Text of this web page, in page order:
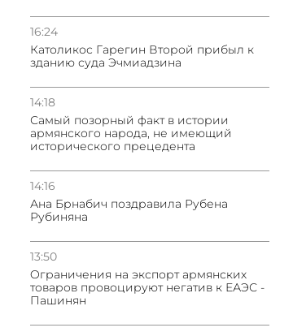
16:24
Католикос Гарегин Второй прибыл к
зданию суда Эчмиадзина
14:18
Самый позорный факт в истории
армянского народа, не имеющий
исторического прецедента
14:16
Ана Брнабич поздравила Рубена
Рубиняна
13:50
Oграничения на экспорт армянских
товаров провоцируют негатив к ЕАЭС -
Пашинян